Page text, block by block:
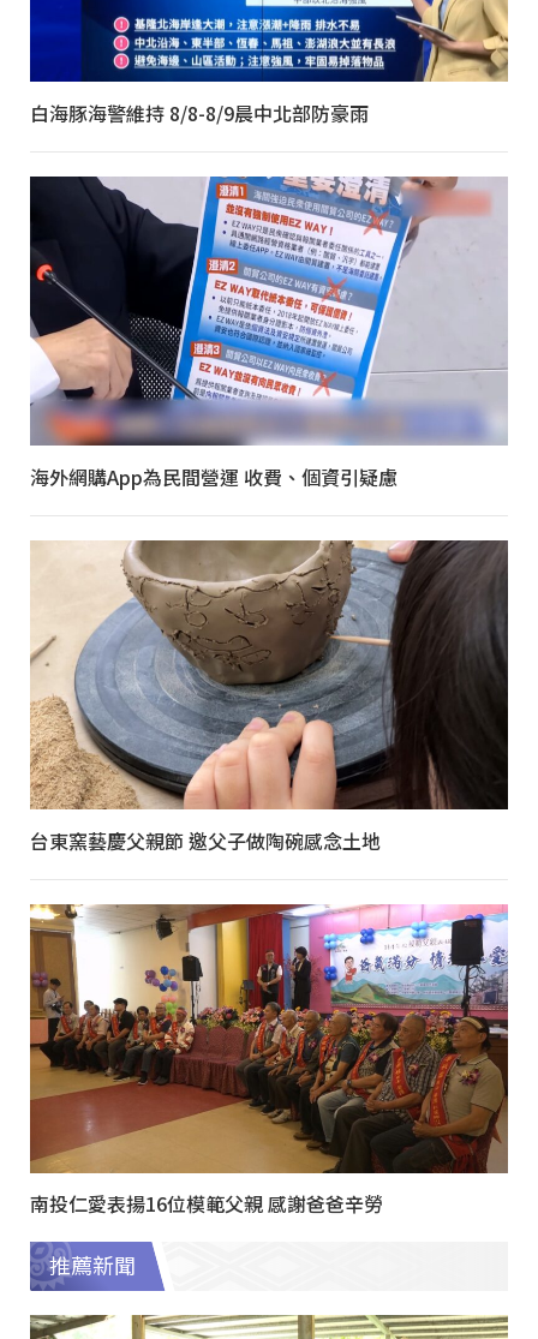
白海豚海警維持 8/8-8/9晨中北部防豪雨
海外網購App為民間營運 收費、個資引疑慮
台東窯藝慶父親節 邀父子做陶碗感念土地
南投仁愛表揚16位模範父親 感謝爸爸辛勞
推薦新聞